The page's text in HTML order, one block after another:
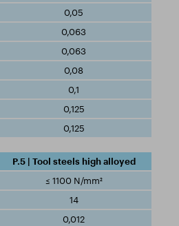
0,05
0,063
0,063
0,08
0,1
0,125
0,125
P.5 | Tool steels high alloyed
≤ 1100 N/mm²
14
0,012